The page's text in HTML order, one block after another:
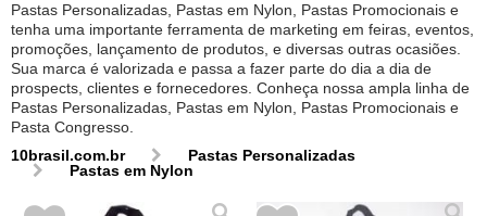
Pastas Personalizadas, Pastas em Nylon, Pastas Promocionais e
tenha uma importante ferramenta de marketing em feiras, eventos,
promoções, lançamento de produtos, e diversas outras ocasiões.
Sua marca é valorizada e passa a fazer parte do dia a dia de
prospects, clientes e fornecedores. Conheça nossa ampla linha de
Pastas Personalizadas, Pastas em Nylon, Pastas Promocionais e
Pasta Congresso.
10brasil.com.br
Pastas Personalizadas
Pastas em Nylon